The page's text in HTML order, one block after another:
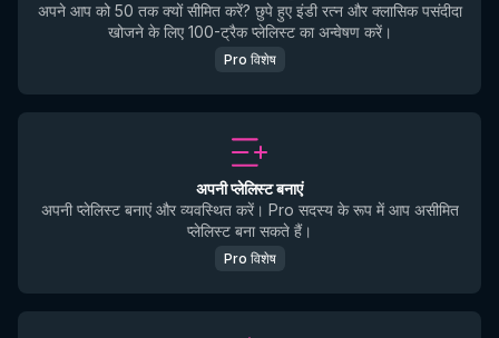
अपने आप को 50 तक क्यों सीमित करें? छुपे हुए इंडी रत्न और क्लासिक पसंदीदा
खोजने के लिए 100-ट्रैक प्लेलिस्ट का अन्वेषण करें।
Pro विशेष
अपनी प्लेलिस्ट बनाएं
अपनी प्लेलिस्ट बनाएं और व्यवस्थित करें। Pro सदस्य के रूप में आप असीमित
प्लेलिस्ट बना सकते हैं।
Pro विशेष